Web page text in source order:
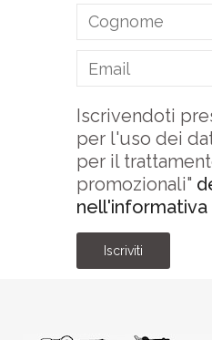
Iscrivendoti
per l'uso dei
per il
promozionali"
nell'informativa
Iscriviti